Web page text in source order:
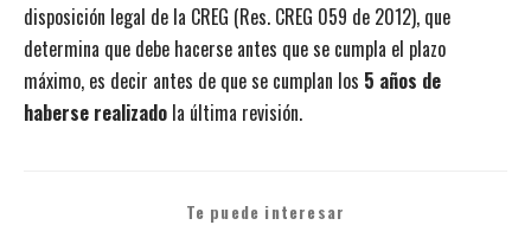
disposición legal de la CREG (Res. CREG 059 de 2012), que
determina que debe hacerse antes que se cumpla el plazo
máximo, es decir antes de que se cumplan los 5 años de
haberse realizado la última revisión.
Te puede interesar